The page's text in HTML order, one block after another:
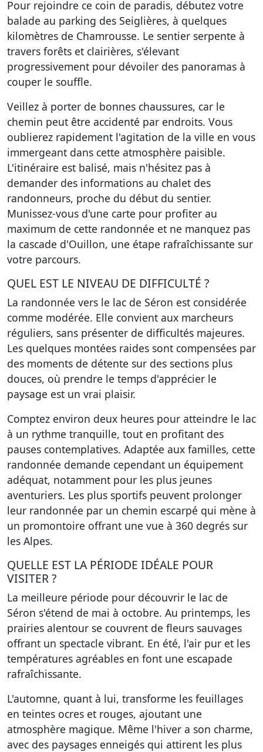
Pour rejoindre ce coin de paradis, débutez votre
balade au parking des Seiglières, à quelques
kilomètres de Chamrousse. Le sentier serpente à
travers forêts et clairières, s'élevant
progressivement pour dévoiler des panoramas à
couper le souffle.
Veillez à porter de bonnes chaussures, car le
chemin peut être accidenté par endroits. Vous
oublierez rapidement l'agitation de la ville en vous
immergeant dans cette atmosphère paisible.
L'itinéraire est balisé, mais n'hésitez pas à
demander des informations au chalet des
randonneurs, proche du début du sentier.
Munissez-vous d'une carte pour profiter au
maximum de cette randonnée et ne manquez pas
la cascade d'Ouillon, une étape rafraîchissante sur
votre parcours.
QUEL EST LE NIVEAU DE DIFFICULTÉ ?
La randonnée vers le lac de Séron est considérée
comme modérée. Elle convient aux marcheurs
réguliers, sans présenter de difficultés majeures.
Les quelques montées raides sont compensées par
des moments de détente sur des sections plus
douces, où prendre le temps d'apprécier le
paysage est un vrai plaisir.
Comptez environ deux heures pour atteindre le lac
à un rythme tranquille, tout en profitant des
pauses contemplatives. Adaptée aux familles, cette
randonnée demande cependant un équipement
adéquat, notamment pour les plus jeunes
aventuriers. Les plus sportifs peuvent prolonger
leur randonnée par un chemin escarpé qui mène à
un promontoire offrant une vue à 360 degrés sur
les Alpes.
QUELLE EST LA PÉRIODE IDÉALE POUR
VISITER ?
La meilleure période pour découvrir le lac de
Séron s'étend de mai à octobre. Au printemps, les
prairies alentour se couvrent de fleurs sauvages
offrant un spectacle vibrant. En été, l'air pur et les
températures agréables en font une escapade
rafraîchissante.
L'automne, quant à lui, transforme les feuillages
en teintes ocres et rouges, ajoutant une
atmosphère magique. Même l'hiver a son charme,
avec des paysages enneigés qui attirent les plus